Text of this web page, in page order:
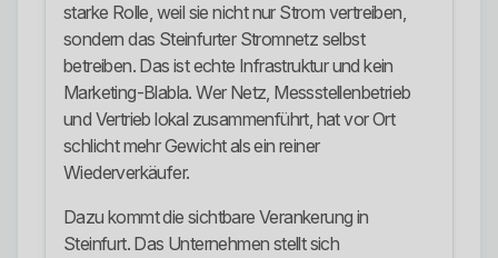
starke Rolle, weil sie nicht nur Strom vertreiben,
sondern das Steinfurter Stromnetz selbst
betreiben. Das ist echte Infrastruktur und kein
Marketing-Blabla. Wer Netz, Messstellenbetrieb
und Vertrieb lokal zusammenführt, hat vor Ort
schlicht mehr Gewicht als ein reiner
Wiederverkäufer.
Dazu kommt die sichtbare Verankerung in
Steinfurt. Das Unternehmen stellt sich